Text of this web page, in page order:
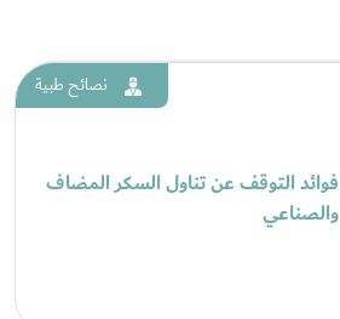
نصائح طبية
فوائد التوقف عن تناول السكر المضاف
والصناعي